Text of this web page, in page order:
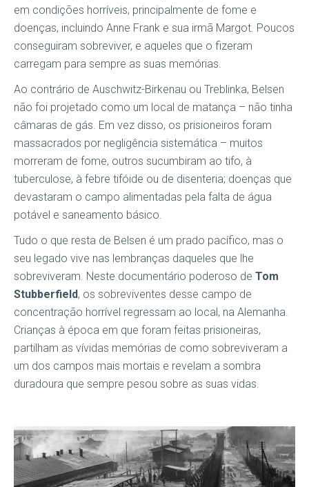
em condições horríveis, principalmente de fome e
doenças, incluindo Anne Frank e sua irmã Margot. Poucos
conseguiram sobreviver, e aqueles que o fizeram
carregam para sempre as suas memórias.
Ao contrário de Auschwitz-Birkenau ou Treblinka, Belsen
não foi projetado como um local de matança – não tinha
câmaras de gás. Em vez disso, os prisioneiros foram
massacrados por negligência sistemática – muitos
morreram de fome, outros sucumbiram ao tifo, à
tuberculose, à febre tifóide ou de disenteria; doenças que
devastaram o campo alimentadas pela falta de água
potável e saneamento básico.
Tudo o que resta de Belsen é um prado pacífico, mas o
seu legado vive nas lembranças daqueles que lhe
sobreviveram. Neste documentário poderoso de Tom
Stubberfield, os sobreviventes desse campo de
concentração horrível regressam ao local, na Alemanha.
Crianças à época em que foram feitas prisioneiras,
partilham as vívidas memórias de como sobreviveram a
um dos campos mais mortais e revelam a sombra
duradoura que sempre pesou sobre as suas vidas.